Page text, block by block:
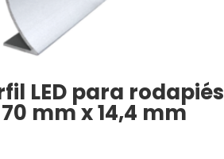
LED para rodapiés
mm x 14,4 mm